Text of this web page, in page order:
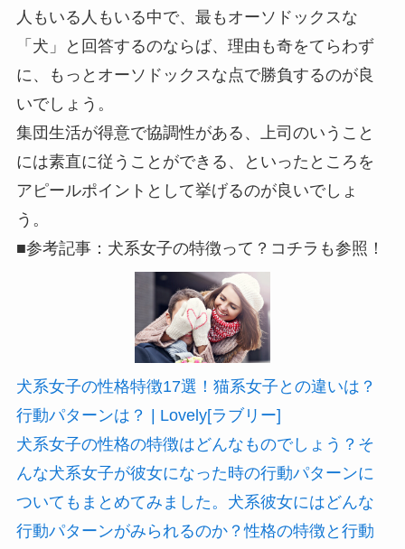
人もいる人もいる中で、最もオーソドックスな
「犬」と回答するのならば、理由も奇をてらわず
に、もっとオーソドックスな点で勝負するのが良
いでしょう。
集団生活が得意で協調性がある、上司のいうこと
には素直に従うことができる、といったところを
アピールポイントとして挙げるのが良いでしょ
う。
■参考記事：犬系女子の特徴って？コチラも参照！
犬系女子の性格特徴17選！猫系女子との違いは？
行動パターンは？ | Lovely[ラブリー]
犬系女子の性格の特徴はどんなものでしょう？そ
んな犬系女子が彼女になった時の行動パターンに
ついてもまとめてみました。犬系彼女にはどんな
行動パターンがみられるのか？性格の特徴と行動